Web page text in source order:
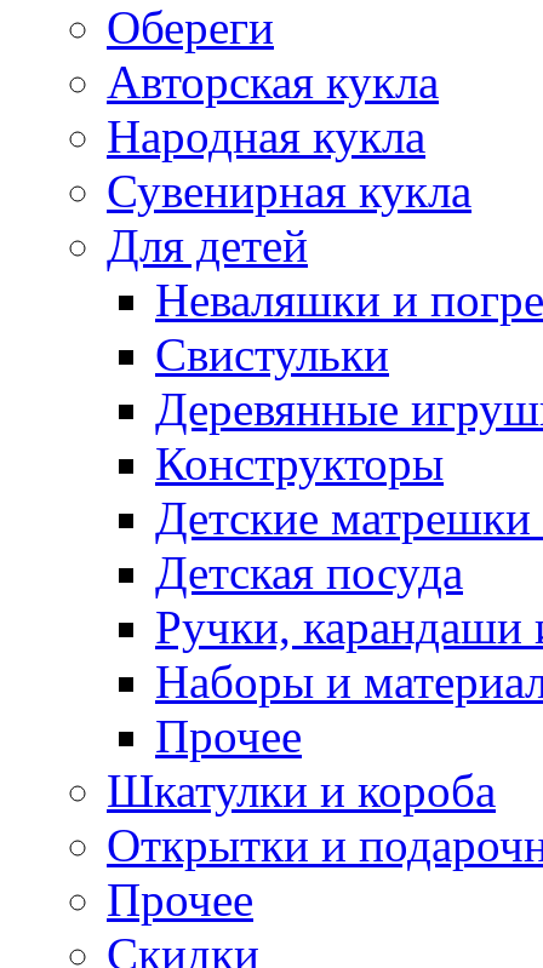
Обереги
Авторская кукла
Народная кукла
Сувенирная кукла
Для детей
Неваляшки и
Свистульки
Деревянные
Конструкторы
Детские
Детская посуда
Ручки,
Наборы и
Прочее
Шкатулки и короба
Открытки и
Прочее
Скидки